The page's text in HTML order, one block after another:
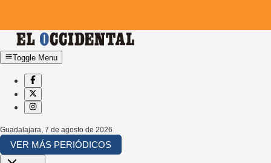
Toggle Menu
Guadalajara, 7 de agosto de 2026
VER MÁS PERIÓDICOS